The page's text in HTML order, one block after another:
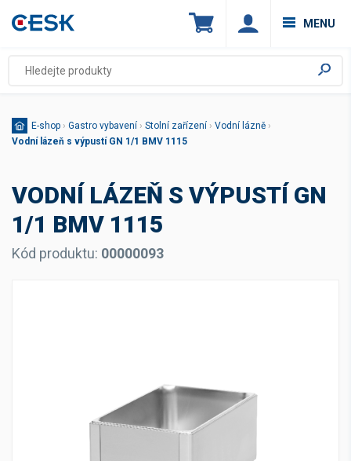
MENU
E-shop › Gastro vybavení › Stolní zařízení › Vodní lázně ›
Vodní lázeň s výpustí GN 1/1 BMV 1115
VODNÍ LÁZEŇ S VÝPUSTÍ GN
1/1 BMV 1115
Kód produktu: 00000093